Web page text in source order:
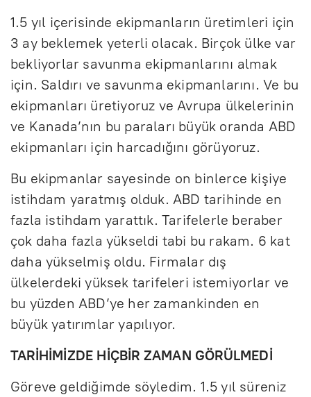
1.5 yıl içerisinde ekipmanların üretimleri için
3 ay beklemek yeterli olacak. Birçok ülke var
bekliyorlar savunma ekipmanlarını almak
için. Saldırı ve savunma ekipmanlarını. Ve bu
ekipmanları üretiyoruz ve Avrupa ülkelerinin
ve Kanada’nın bu paraları büyük oranda ABD
ekipmanları için harcadığını görüyoruz.
Bu ekipmanlar sayesinde on binlerce kişiye
istihdam yaratmış olduk. ABD tarihinde en
fazla istihdam yarattık. Tarifelerle beraber
çok daha fazla yükseldi tabi bu rakam. 6 kat
daha yükselmiş oldu. Firmalar dış
ülkelerdeki yüksek tarifeleri istemiyorlar ve
bu yüzden ABD’ye her zamankinden en
büyük yatırımlar yapılıyor.
TARİHİMİZDE HİÇBİR ZAMAN GÖRÜLMEDİ
Göreve geldiğimde söyledim. 1.5 yıl süreniz